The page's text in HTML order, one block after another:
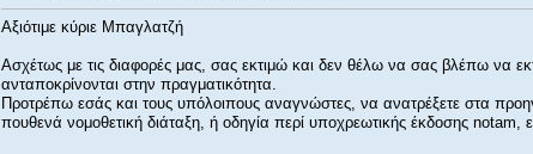
Αξιότιμε κύριε Μπαγλατζή
Ασχέτως με τις διαφορές μας, σας εκτιμώ και δεν θέλω να σας βλέπω να
ανταποκρίνονται στην πραγματικότητα.
Προτρέπω εσάς και τους υπόλοιπους αναγνώστες, να ανατρέξετε στα
πουθενά νομοθετική διάταξη, ή οδηγία περί υποχρεωτικής έκδοσης notam,